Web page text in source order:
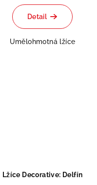
Detail
Umělohmotná lžíce
Lžíce Decorative: Delfín